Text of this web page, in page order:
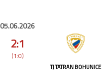
05.06.2026
2:1
(1:0)
TJ TATRAN BOHUNICE